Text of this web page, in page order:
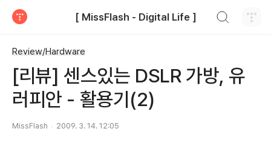
[ MissFlash - Digital Life ]
Review/Hardware
[리뷰] 센스있는 DSLR 가방, 유
러피안 - 활용기(2)
MissFlash 2009. 3. 14. 12:05